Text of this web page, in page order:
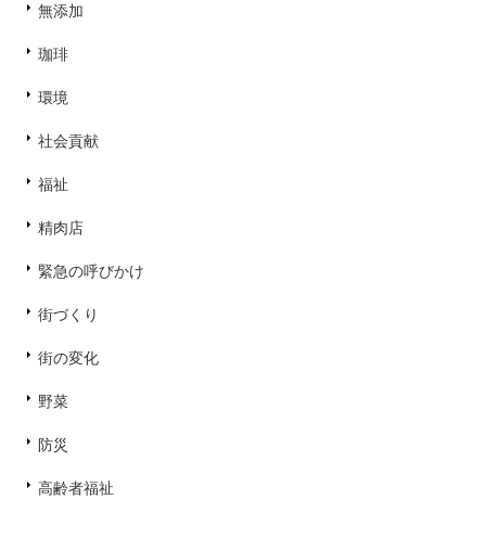
無添加
珈琲
環境
社会貢献
福祉
精肉店
緊急の呼びかけ
街づくり
街の変化
野菜
防災
高齢者福祉